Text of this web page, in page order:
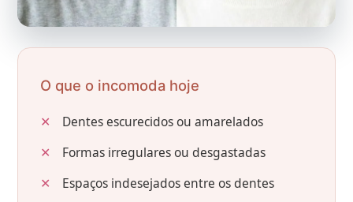
O que o incomoda hoje
Dentes escurecidos ou amarelados
Formas irregulares ou desgastadas
Espaços indesejados entre os dentes